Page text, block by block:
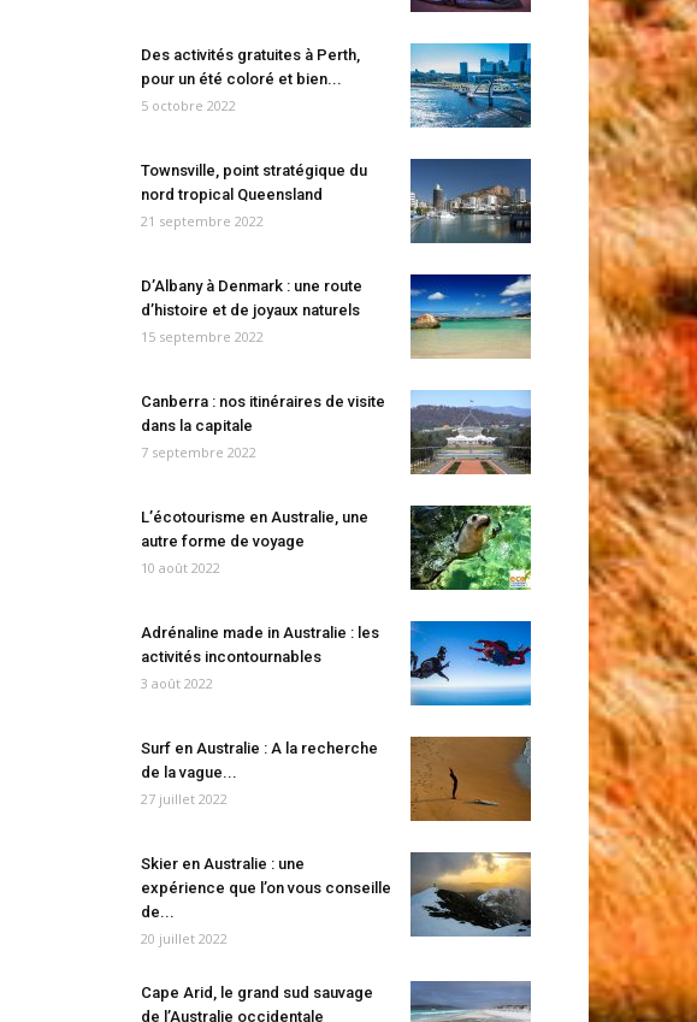
Des activités gratuites à Perth,
pour un été coloré et bien...
5 octobre 2022
Townsville, point stratégique du
nord tropical Queensland
21 septembre 2022
D’Albany à Denmark : une route
d’histoire et de joyaux naturels
15 septembre 2022
Canberra : nos itinéraires de visite
dans la capitale
7 septembre 2022
L’écotourisme en Australie, une
autre forme de voyage
10 août 2022
Adrénaline made in Australie : les
activités incontournables
3 août 2022
Surf en Australie : A la recherche
de la vague...
27 juillet 2022
Skier en Australie : une
expérience que l’on vous conseille
de...
20 juillet 2022
Cape Arid, le grand sud sauvage
de l’Australie occidentale